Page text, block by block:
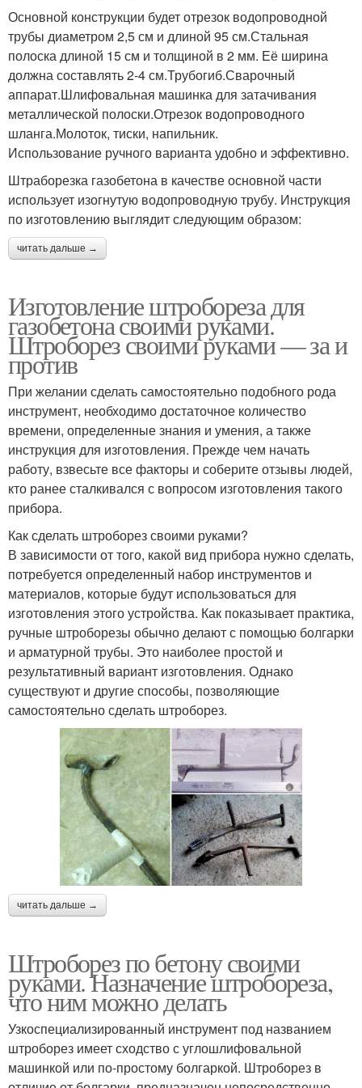
Основной конструкции будет отрезок водопроводной
трубы диаметром 2,5 см и длиной 95 см.Стальная
полоска длиной 15 см и толщиной в 2 мм. Её ширина
должна составлять 2-4 см.Трубогиб.Сварочный
аппарат.Шлифовальная машинка для затачивания
металлической полоски.Отрезок водопроводного
шланга.Молоток, тиски, напильник.
Использование ручного варианта удобно и эффективно.
Штраборезка газобетона в качестве основной части
использует изогнутую водопроводную трубу. Инструкция
по изготовлению выглядит следующим образом:
читать дальше →
Изготовление штробореза для
газобетона своими руками.
Штроборез своими руками — за и
против
При желании сделать самостоятельно подобного рода
инструмент, необходимо достаточное количество
времени, определенные знания и умения, а также
инструкция для изготовления. Прежде чем начать
работу, взвесьте все факторы и соберите отзывы людей,
кто ранее сталкивался с вопросом изготовления такого
прибора.
Как сделать штроборез своими руками?
В зависимости от того, какой вид прибора нужно сделать,
потребуется определенный набор инструментов и
материалов, которые будут использоваться для
изготовления этого устройства. Как показывает практика,
ручные штроборезы обычно делают с помощью болгарки
и арматурной трубы. Это наиболее простой и
результативный вариант изготовления. Однако
существуют и другие способы, позволяющие
самостоятельно сделать штроборез.
читать дальше →
Штроборез по бетону своими
руками. Назначение штробореза,
что ним можно делать
Узкоспециализированный инструмент под названием
штроборез имеет сходство с углошлифовальной
машинкой или по-простому болгаркой. Штроборез в